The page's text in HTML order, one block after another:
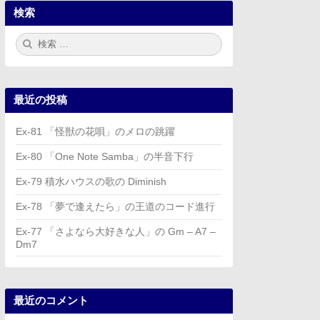
検索
検
索:
最近の投稿
Ex-81 「怪獣の花唄」のメロの跳躍
Ex-80 「One Note Samba」の半音下行
Ex-79 積水ハウスの歌の Diminish
Ex-78 「夢で逢えたら」の王道のコード進行
Ex-77 「さよなら大好きな人」の Gm – A7 –
Dm7
最近のコメント